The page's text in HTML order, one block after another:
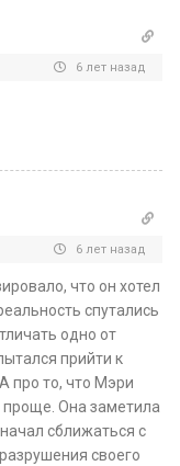
6 лет назад
6 лет назад
что он хотел
спутались
одно от
прийти к
про то, что Мэри
проще. Она заметила
сближаться с
своего